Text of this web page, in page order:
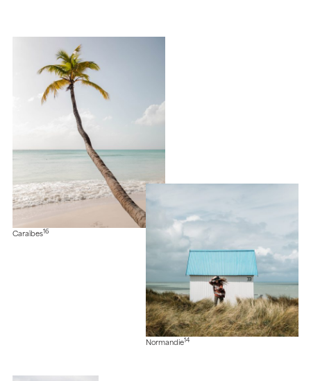
Caraïbes16
Normandie14